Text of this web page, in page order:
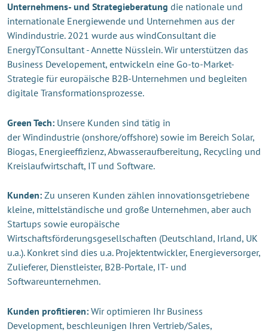
Unternehmens- und Strategieberatung die nationale und
internationale Energiewende und Unternehmen aus der
Windindustrie. 2021 wurde aus windConsultant die
EnergyTConsultant - Annette Nüsslein. Wir unterstützen das
Business Developement, entwickeln eine Go-to-Market-
Strategie für europäische B2B-Unternehmen und begleiten
digitale Transformationsprozesse.
Green Tech: Unsere Kunden sind tätig in
der Windindustrie (onshore/offshore) sowie im Bereich Solar,
Biogas, Energieeffizienz, Abwasseraufbereitung, Recycling und
Kreislaufwirtschaft, IT und Software.
Kunden: Zu unseren Kunden zählen innovationsgetriebene
kleine, mittelständische und große Unternehmen, aber auch
Startups sowie europäische
Wirtschaftsförderungsgesellschaften (Deutschland, Irland, UK
u.a.). Konkret sind dies u.a. Projektentwickler, Energieversorger,
Zulieferer, Dienstleister, B2B-Portale, IT- und
Softwareunternehmen.
Kunden profitieren: Wir optimieren Ihr Business
Development, beschleunigen Ihren Vertrieb/Sales,